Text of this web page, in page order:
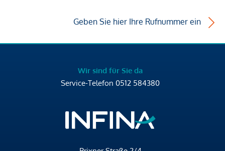
Geben Sie hier Ihre Rufnummer ein
Wir sind für Sie da
Service-Telefon 0512 584380